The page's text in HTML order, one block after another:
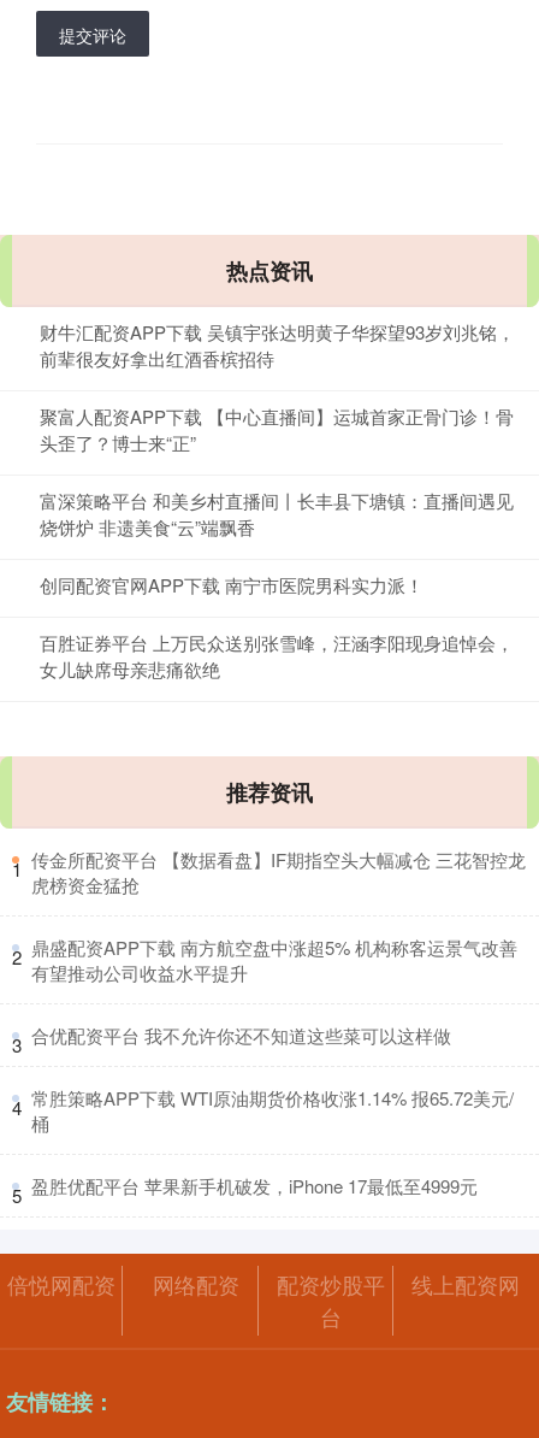
提交评论
热点资讯
财牛汇配资APP下载 吴镇宇张达明黄子华探望93岁刘兆铭，
前辈很友好拿出红酒香槟招待
聚富人配资APP下载 【中心直播间】运城首家正骨门诊！骨
头歪了？博士来“正”
富深策略平台 和美乡村直播间丨长丰县下塘镇：直播间遇见
烧饼炉 非遗美食“云”端飘香
创同配资官网APP下载 南宁市医院男科实力派！
百胜证券平台 上万民众送别张雪峰，汪涵李阳现身追悼会，
女儿缺席母亲悲痛欲绝
推荐资讯
1 ​传金所配资平台 【数据看盘】IF期指空头大幅减仓 三花智控龙
虎榜资金猛抢
2 ​鼎盛配资APP下载 南方航空盘中涨超5% 机构称客运景气改善
有望推动公司收益水平提升
3 ​合优配资平台 我不允许你还不知道这些菜可以这样做
4 ​常胜策略APP下载 WTI原油期货价格收涨1.14% 报65.72美元/
桶
5 ​盈胜优配平台 苹果新手机破发，iPhone 17最低至4999元
倍悦网配资 网络配资
配资炒股平
台
线上配资网
友情链接：